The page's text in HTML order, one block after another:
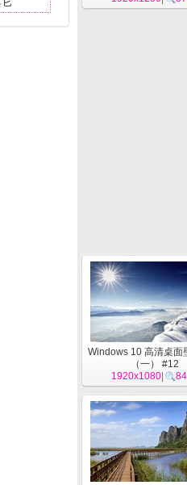
Windows 10 高清桌面
（一） #12
1920x1080